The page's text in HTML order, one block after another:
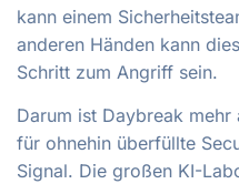
kann einem
anderen Händen kann
Schritt zum Angriff sein.
Darum ist Daybreak
für ohnehin überfüllte
Signal. Die großen KI-